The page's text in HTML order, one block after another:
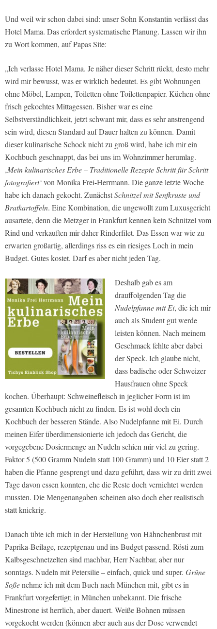
Und weil wir schon dabei sind: unser Sohn Konstantin verlässt das
Hotel Mama. Das erfordert systematische Planung. Lassen wir ihn
zu Wort kommen, auf Papas Site:
„Ich verlasse Hotel Mama. Je näher dieser Schritt rückt, desto mehr
wird mir bewusst, was er wirklich bedeutet. Es gibt Wohnungen
ohne Möbel, Lampen, Toiletten ohne Toilettenpapier. Küchen ohne
frisch gekochtes Mittagessen. Bisher war es eine
Selbstverständlichkeit, jetzt schwant mir, dass es sehr anstrengend
sein wird, diesen Standard auf Dauer halten zu können. Damit
dieser kulinarische Schock nicht zu groß wird, habe ich mir ein
Kochbuch geschnappt, das bei uns im Wohnzimmer herumlag.
‚Mein kulinarisches Erbe – Traditionelle Rezepte Schritt für Schritt
fotografiert‘von Monika Frei-Herrmann. Die ganze letzte Woche
habe ich danach gekocht. ZunächstSchnitzel mit Senfkruste und
Bratkartoffeln. Eine Kombination, die ungewollt zum Luxusgericht
ausartete, denn die Metzger in Frankfurt kennen kein Schnitzel vom
Rind und verkauften mir daher Rinderfilet. Das Essen war wie zu
erwarten großartig, allerdings riss es ein riesiges Loch in mein
Budget. Gutes kostet. Darf es aber nicht jeden Tag.
Deshalb gab es am
drauffolgenden Tag die
Nudelpfanne mit Ei, die ich mir
auch als Student gut werde
leisten können. Nach meinem
Geschmack fehlte aber dabei
der Speck. Ich glaube nicht,
dass badische oder Schweizer
Hausfrauen ohne Speck
kochen. Überhaupt: Schweinefleisch in jeglicher Form ist im
gesamten Kochbuch nicht zu finden. Es ist wohl doch ein
Kochbuch der besseren Stände. Also Nudelpfanne mit Ei. Durch
meinen Eifer überdimensionierte ich jedoch das Gericht, die
vorgegebene Dosiermenge an Nudeln schien mir viel zu gering.
Faktor 5 (500 Gramm Nudeln statt 100 Gramm) und 10 Eier statt 2
haben die Pfanne gesprengt und dazu geführt, dass wir zu dritt zwei
Tage davon essen konnten, ehe die Reste doch vernichtet werden
mussten. Die Mengenangaben scheinen also doch eher realistisch
statt knickrig.
Danach übte ich mich in der Herstellung von Hähnchenbrust mit
Paprika-Beilage, rezeptgenau und ins Budget passend. Rösti zum
Kalbsgeschnetzelten sind machbar, Herr Nachbar, aber nur
sonntags. Nudeln mit Petersilie – einfach, quick und super. Grüne
Soßenehme ich mit dem Buch nach München mit, gibt es in
Frankfurt vorgefertigt; in München unbekannt. Die frische
Minestrone ist herrlich, aber dauert. Weiße Bohnen müssen
vorgekocht werden (können aber auch aus der Dose verwendet